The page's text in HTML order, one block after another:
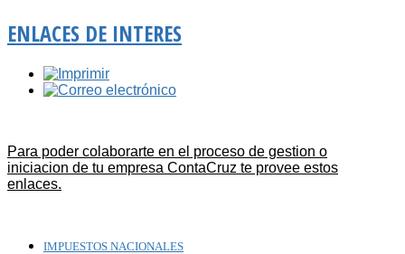
ENLACES DE INTERES
Para poder colaborarte en el proceso de gestion o
iniciacion de tu empresa ContaCruz te provee estos
enlaces.
IMPUESTOS NACIONALES